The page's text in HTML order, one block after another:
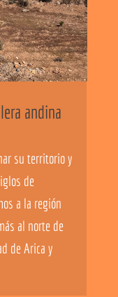
andina
su territorio y
de
a la región
al norte de
de Arica y